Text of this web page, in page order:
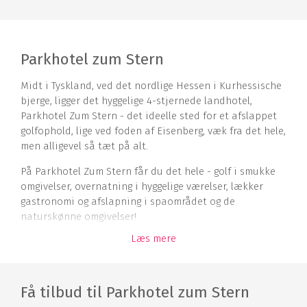
Parkhotel zum Stern
Midt i Tyskland, ved det nordlige Hessen i Kurhessische
bjerge, ligger det hyggelige 4-stjernede landhotel,
Parkhotel Zum Stern - det ideelle sted for et afslappet
golfophold, lige ved foden af Eisenberg, væk fra det hele,
men alligevel så tæt på alt.
På Parkhotel Zum Stern får du det hele - golf i smukke
omgivelser, overnatning i hyggelige værelser, lækker
gastronomi og afslapning i spaområdet og de
naturskønne omgivelser!
Golfophold på Parkhotel Zum Stern
golfpakker og kan også tilbyde golfpakker med
golfundervisning, hvor du kan stifte bekendtskab med
Læs mere
Få tilbud til Parkhotel zum Stern